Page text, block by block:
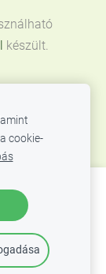
készült.
a
nélkül.
cookie-